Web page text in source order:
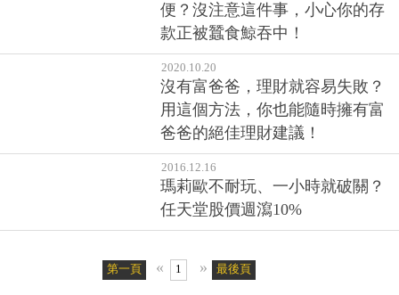
便？沒注意這件事，小心你的存
款正被蠶食鯨吞中！
2020.10.20
沒有富爸爸，理財就容易失敗？
用這個方法，你也能隨時擁有富
爸爸的絕佳理財建議！
2016.12.16
瑪莉歐不耐玩、一小時就破關？
任天堂股價週瀉10%
第一頁 « 1 » 最後頁